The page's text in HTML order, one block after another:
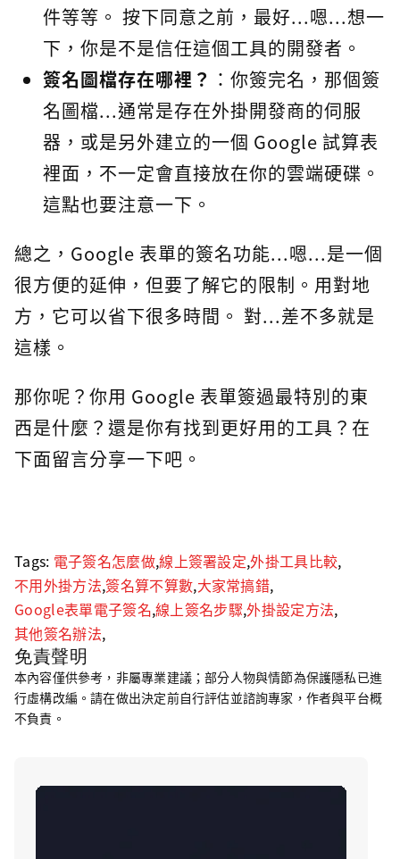
件等等。 按下同意之前，最好...嗯...想一
下，你是不是信任這個工具的開發者。
簽名圖檔存在哪裡？ ：你簽完名，那個簽
名圖檔...通常是存在外掛開發商的伺服
器，或是另外建立的一個 Google 試算表
裡面，不一定會直接放在你的雲端硬碟。
這點也要注意一下。
總之，Google 表單的簽名功能...嗯...是一個
很方便的延伸，但要了解它的限制。用對地
方，它可以省下很多時間。 對...差不多就是
這樣。
那你呢？你用 Google 表單簽過最特別的東
西是什麼？還是你有找到更好用的工具？在
下面留言分享一下吧。
Tags: 電子簽名怎麼做,線上簽署設定,外掛工具比較,
不用外掛方法,簽名算不算數,大家常搞錯,
Google表單電子簽名,線上簽名步驟,外掛設定方法,
其他簽名辦法,
免責聲明
本內容僅供參考，非屬專業建議；部分人物與情節為保護隱私已進
行虛構改編。請在做出決定前自行評估並諮詢專家，作者與平台概
不負責。